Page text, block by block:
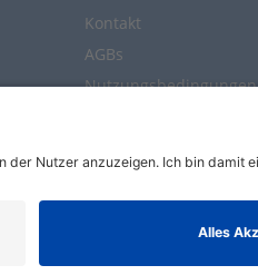
Kontakt
AGBs
Nutzungsbedingungen